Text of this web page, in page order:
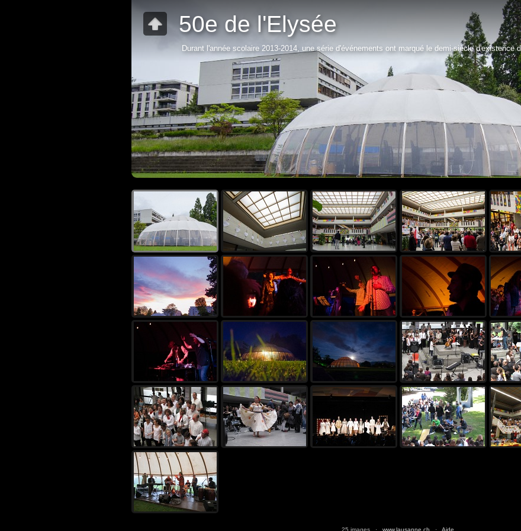
50e de l'Elysée
Durant l'année scolaire 2013-2014, une série d'événements ont marqué le demi-siècle d'existence
25 images · www.lausanne.ch · Aide